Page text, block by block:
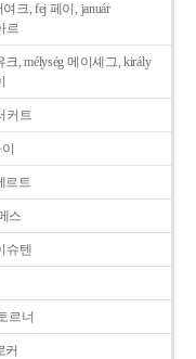
여크, fej 페이, január
르
크, mélység 메이셰그, király
커트
르트
스
슈텐
르너
커